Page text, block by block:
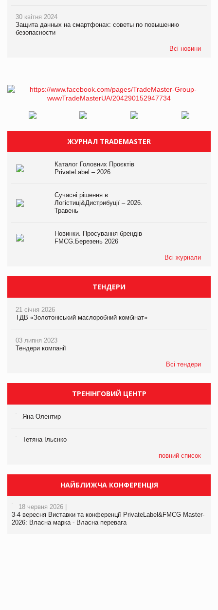
30 квітня 2024
Защита данных на смартфонах: советы по повышению
безопасности
Всі новини
ЖУРНАЛ TRADEMASTER
Каталог Головних Проєктів
PrivateLabel – 2026
Сучасні рішення в
Логістиці&Дистрибуції – 2026.
Травень
Новинки. Просування брендів
FMCG.Березень 2026
Всі журнали
ТЕНДЕРИ
21 січня 2026
ТДВ «Золотоніський маслоробний комбінат»
03 липня 2023
Тендери компанії
Всі тендери
ТРЕНІНГОВИЙ ЦЕНТР
Яна Олентир
Тетяна Ільєнко
повний список
НАЙБЛИЖЧА КОНФЕРЕНЦІЯ
18 червня 2026 |
3-4 вересня Виставки та конференції PrivateLabel&FMCG Master-
2026: Власна марка - Власна перевага